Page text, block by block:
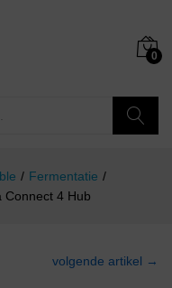
0
/ Fermentatie /
Connect 4 Hub
volgende artikel →